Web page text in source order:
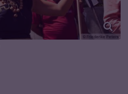
© Friederike Peters